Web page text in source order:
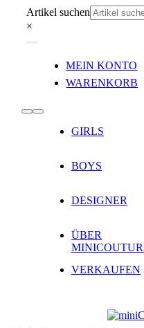
Inhalt
Artikel suchen
×
Navigation
MEIN KONTO
WARENKORB
Toggle
Navigation
GIRLS
BOYS
DESIGNER
ÜBER
VERKAUFEN